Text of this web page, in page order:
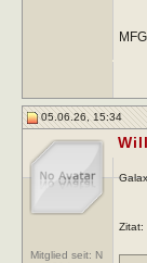
MFG
05.06.26, 15:34
Mitglied seit: N
Zitat: